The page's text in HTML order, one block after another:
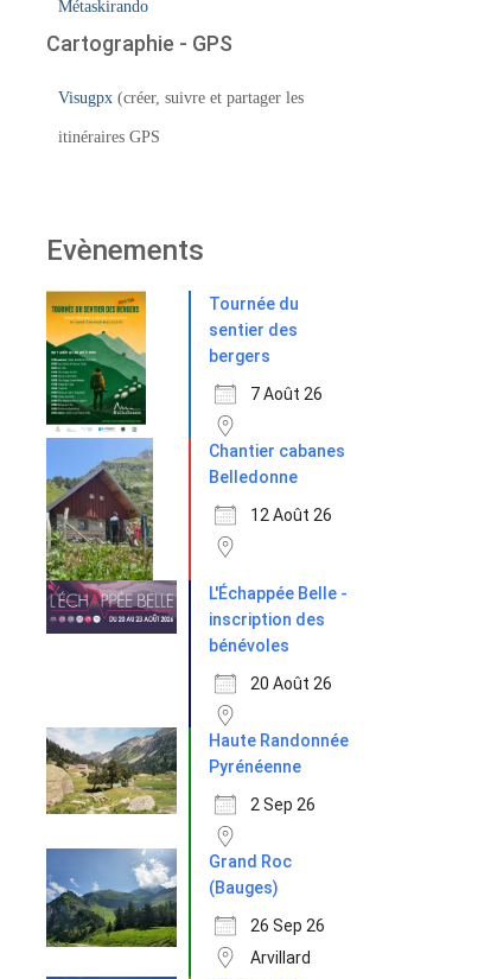
Métaskirando
Cartographie - GPS
Visugpx(créer, suivre et partager les
itinéraires GPS
Evènements
Tournée du
sentier des
bergers
7 Août 26
Chantier cabanes
Belledonne
12 Août 26
L'Échappée Belle -
inscription des
bénévoles
20 Août 26
Haute Randonnée
Pyrénéenne
2 Sep 26
Grand Roc
(Bauges)
26 Sep 26
Arvillard